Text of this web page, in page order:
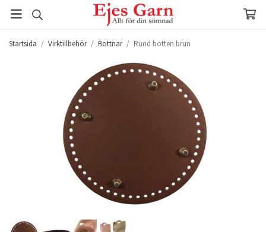
Startsida / Virktillbehör / Bottnar / Rund botten brun